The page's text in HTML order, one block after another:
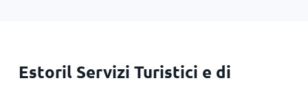
Estoril Servizi Turistici e di